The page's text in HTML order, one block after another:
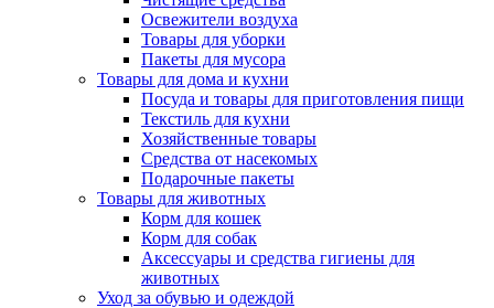
Освежители воздуха
Товары для уборки
Пакеты для мусора
Товары для дома и кухни
Посуда и товары для приготовления пищи
Текстиль для кухни
Хозяйственные товары
Средства от насекомых
Подарочные пакеты
Товары для животных
Корм для кошек
Корм для собак
Аксессуары и средства гигиены для
животных
Уход за обувью и одеждой